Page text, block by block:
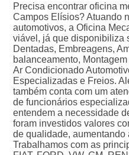
Precisa encontrar oficina
Campos Elísios? Atuando
automotivos, a Oficina
viável, já que disponibiliza
Dentadas, Embreagens,
balanceamento,
Ar Condicionado
Especializadas e Freios.
também conta com um
de funcionários
entendem a necessidade
foram investidos valores
de qualidade, aumentando
Trabalhamos com as